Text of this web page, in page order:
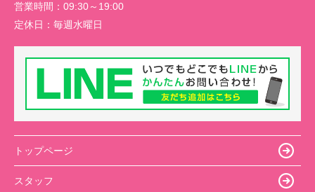
営業時間： 09:30～19:00
定休日： 毎週水曜日
トップページ
スタッフ